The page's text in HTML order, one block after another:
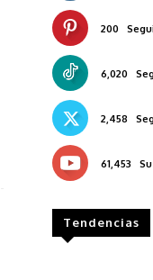
200
6,020
2,458
61,453
Tendencias